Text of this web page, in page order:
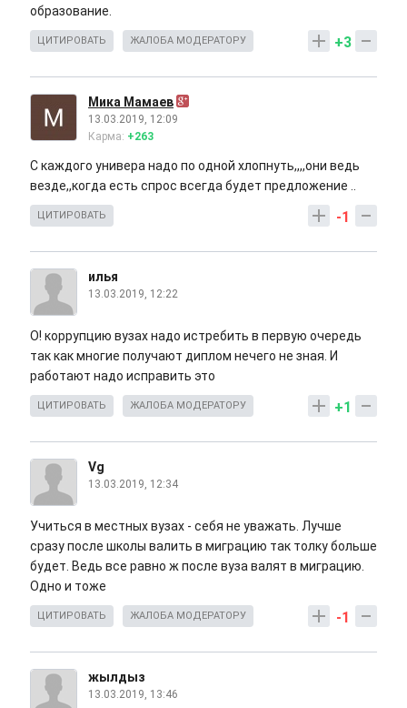
образование.
+3
ЦИТИРОВАТЬ ЖАЛОБА МОДЕРАТОРУ
Мика Мамаев
13.03.2019, 12:09
Карма: +263
С каждого универа надо по одной хлопнуть,,,,они ведь
везде,,когда есть спрос всегда будет предложение ..
-1
ЦИТИРОВАТЬ
илья
13.03.2019, 12:22
О! коррупцию вузах надо истребить в первую очередь
так как многие получают диплом нечего не зная. И
работают надо исправить это
+1
ЦИТИРОВАТЬ ЖАЛОБА МОДЕРАТОРУ
Vg
13.03.2019, 12:34
Учиться в местных вузах - себя не уважать. Лучше
сразу после школы валить в миграцию так толку больше
будет. Ведь все равно ж после вуза валят в миграцию.
Одно и тоже
-1
ЦИТИРОВАТЬ ЖАЛОБА МОДЕРАТОРУ
жылдыз
13.03.2019, 13:46